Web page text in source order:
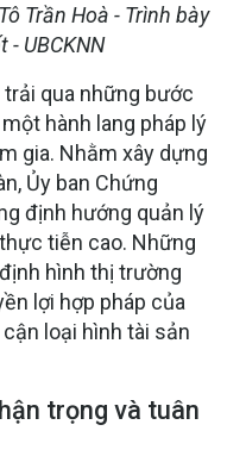
Trần Hoà - Trình bày
- UBCKNN
trải qua những bước
hành lang pháp lý
gia. Nhằm xây dựng
Ủy ban Chứng
định hướng quản lý
tiễn cao. Những
hình thị trường
lợi hợp pháp của
loại hình tài sản
trọng và tuân